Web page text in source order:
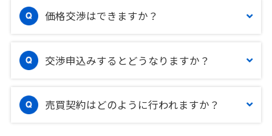
価格交渉はできますか？
交渉申込みするとどうなりますか？
売買契約はどのように行われますか？